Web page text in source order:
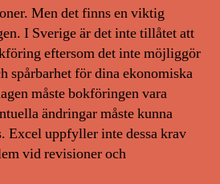
Men det finns en viktig
I Sverige är det inte tillåtet att
eftersom det inte möjliggör
spårbarhet för dina ekonomiska
måste bokföringen vara
ändringar måste kunna
Excel uppfyller inte dessa krav
vid revisioner och